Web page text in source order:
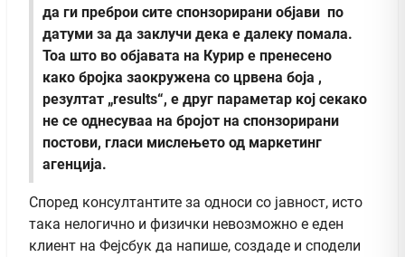
да ги преброи сите спонзорирани објави по
датуми за да заклучи дека е далеку помала.
Тоа што во објавата на Курир е пренесено
како бројка заокружена со црвена боја ,
резултат „results“, е друг параметар кој секако
не се однесуваа на бројот на спонзорирани
постови, гласи мислењето од маркетинг
агенција.
Според консултантите за односи со јавност, исто
така нелогично и физички невозможно е еден
клиент на Фејсбук да напише, создаде и сподели